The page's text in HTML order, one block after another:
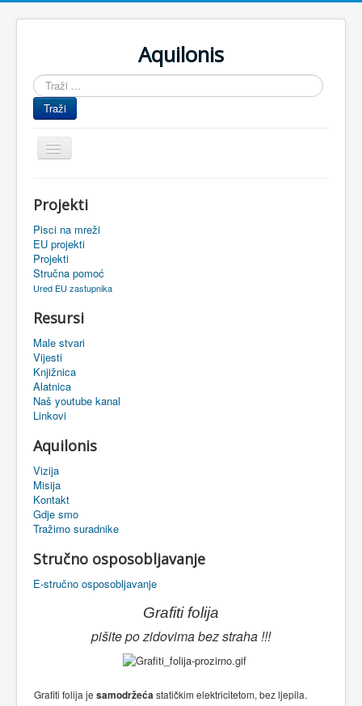
Aquilonis
Traži
...
Traži
Prikaz/Sakrivanje
navigacije
Upravljanje znanjem
Obrazovanje
Upravljanje projektima
Oaza
Sistemski alati
eMapa
Projekti
Pisci na mreži
EU projekti
Projekti
Stručna pomoć
Ured EU zastupnika
Resursi
Male stvari
Vijesti
Knjižnica
Alatnica
Naš youtube kanal
Linkovi
Aquilonis
Vizija
Misija
Kontakt
Gdje smo
Tražimo suradnike
Stručno osposobljavanje
E-stručno osposobljavanje
Grafiti folija
pišite po zidovima bez straha !!!
Grafiti folija je samodržeća statičkim elektricitetom, bez ljepila.